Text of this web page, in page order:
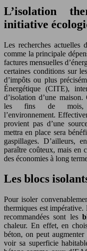
L’isolation
initiative
Les recherches actuelles
comme la principale
factures mensuelles
certaines conditions sur
d’impôts ou plus
Énergétique (CITE),
d’isolation d’une
les fins de mois,
l’environnement.
provient pas d’une
mettra en place sera
gaspillages. D’ailleurs,
paraître coûteux, mais en
des économies à long
Les blocs
Pour isoler
thermiques est
recommandées sont les
chaleur. En effet, en
béton, on peut
voir sa superficie